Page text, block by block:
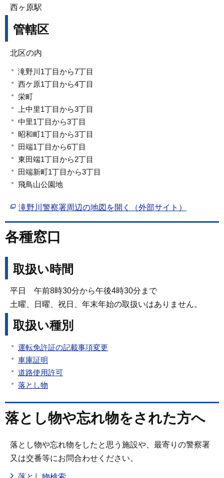
西ヶ原駅
管轄区
北区の内
滝野川1丁目から7丁目
西ケ原1丁目から4丁目
栄町
上中里1丁目から3丁目
中里1丁目から3丁目
昭和町1丁目から3丁目
田端1丁目から6丁目
東田端1丁目から2丁目
田端新町1丁目から3丁目
飛鳥山公園地
滝野川警察署周辺の地図を開く（外部サイト）
各種窓口
取扱い時間
平日 午前8時30分から午後4時30分まで
土曜、日曜、祝日、年末年始の取扱いはありません。
取扱い種別
運転免許証の記載事項変更
車庫証明
道路使用許可
落とし物
落とし物や忘れ物をされた方へ
落とし物や忘れ物をしたと思う施設や、最寄りの警察署
又は交番等にお問合わせください。